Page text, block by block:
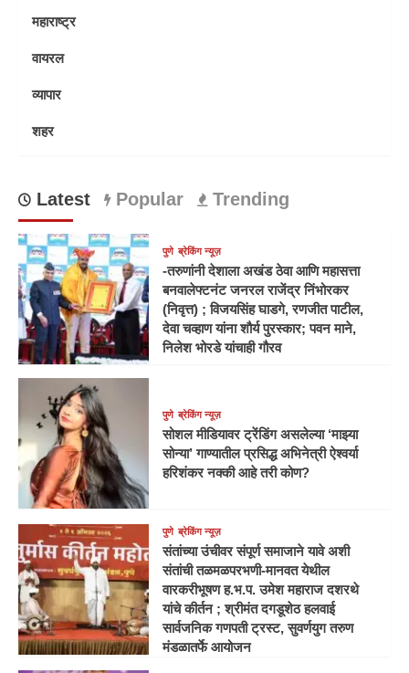
महाराष्ट्र
वायरल
व्यापार
शहर
Latest Popular Trending
पुणे ब्रेकिंग न्यूज़
-तरुणांनी देशाला अखंड ठेवा आणि महासत्ता
बनवालेफ्टनंट जनरल राजेंद्र निंभोरकर
(निवृत्त) ; विजयसिंह घाडगे, रणजीत पाटील,
देवा चव्हाण यांना शौर्य पुरस्कार; पवन माने,
निलेश भोरडे यांचाही गौरव
पुणे ब्रेकिंग न्यूज़
सोशल मीडियावर ट्रेंडिंग असलेल्या ‘माझ्या
सोन्या’ गाण्यातील प्रसिद्ध अभिनेत्री ऐश्वर्या
हरिशंकर नक्की आहे तरी कोण?
पुणे ब्रेकिंग न्यूज़
संतांच्या उंचीवर संपूर्ण समाजाने यावे अशी
संतांची तळमळपरभणी-मानवत येथील
वारकरीभूषण ह.भ.प. उमेश महाराज दशरथे
यांचे कीर्तन ; श्रीमंत दगडूशेठ हलवाई
सार्वजनिक गणपती ट्रस्ट, सुवर्णयुग तरुण
मंडळातर्फे आयोजन